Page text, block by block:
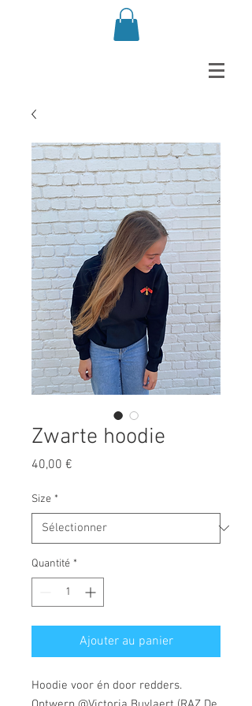
Zwarte hoodie
40,00 €
Size *
Quantité *
Ajouter au panier
Hoodie voor én door redders.